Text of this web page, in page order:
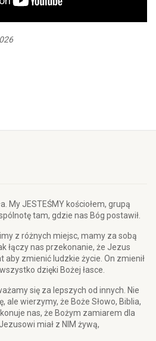
My JESTEŚMY kościołem, grupą
tam, gdzie nas Bóg postawił.
z różnych miejsc, mamy za sobą
łączy nas przekonanie, że Jezus
aby zmienić ludzkie życie. On zmienił
dzięki Bożej łasce.
się za lepszych od innych. Nie
ale wierzymy, że Boże Słowo, Biblia,
nas, że Bożym zamiarem dla
miał z NIM żywą,